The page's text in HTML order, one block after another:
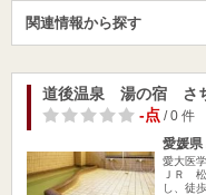
関連情報から探す
道後温泉 湯の宿 さ
-点/ 0 件
愛媛県
愛大医
ＪＲ
し、徒